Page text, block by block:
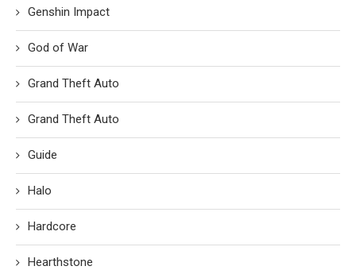
Genshin Impact
God of War
Grand Theft Auto
Grand Theft Auto
Guide
Halo
Hardcore
Hearthstone